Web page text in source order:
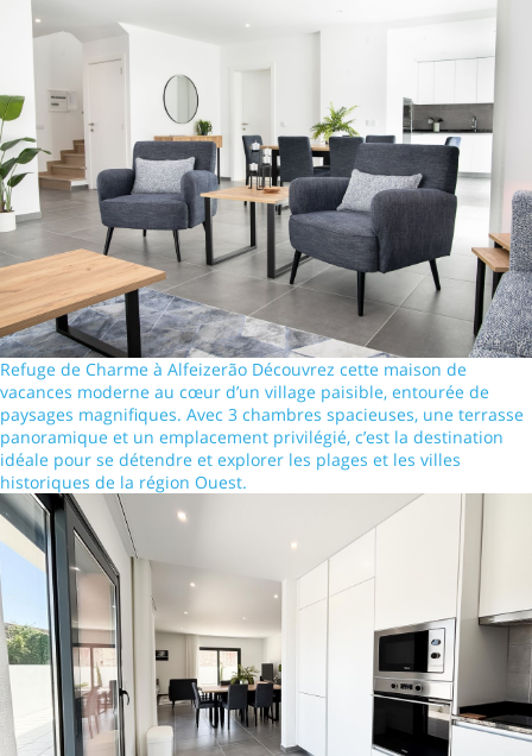
Refuge de Charme à Alfeizerão Découvrez cette maison de
vacances moderne au cœur d’un village paisible, entourée de
paysages magnifiques. Avec 3 chambres spacieuses, une terrasse
panoramique et un emplacement privilégié, c’est la destination
idéale pour se détendre et explorer les plages et les villes
historiques de la région Ouest.